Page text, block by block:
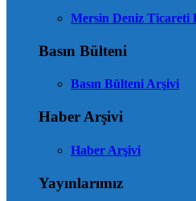
Mersin Deniz Ticareti
Basın Bülteni
Basın Bülteni Arşivi
Haber Arşivi
Haber Arşivi
Yayınlarımız